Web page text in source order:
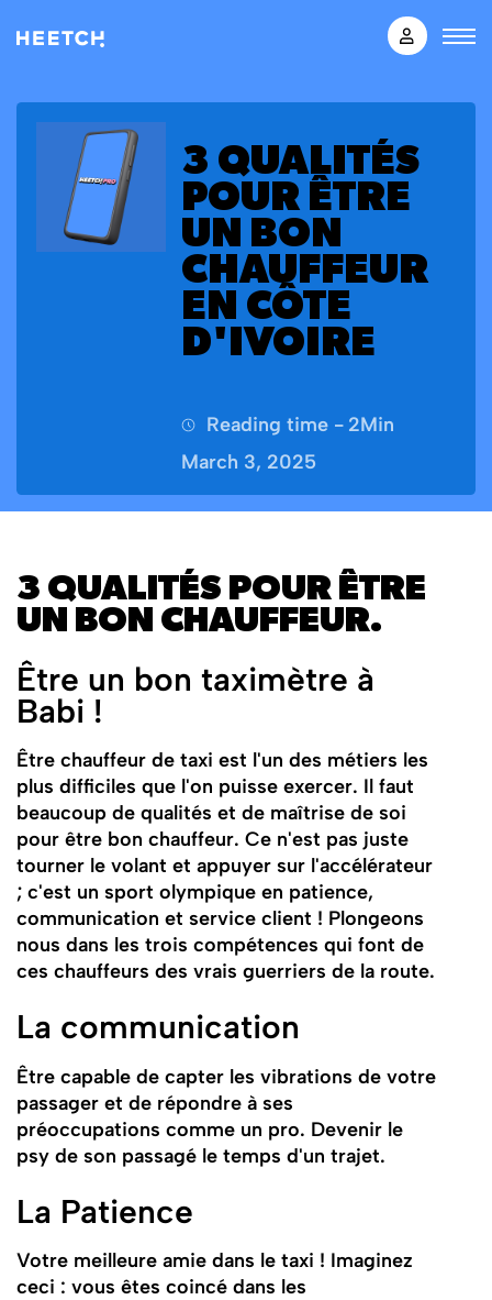
3 QUALITÉS
POUR ÊTRE
UN BON
CHAUFFEUR
EN CÔTE
D'IVOIRE
Reading time - 2Min
March 3, 2025
3 QUALITÉS POUR ÊTRE
UN BON CHAUFFEUR.
Être un bon taximètre à
Babi !
Être chauffeur de taxi est l'un des métiers les
plus difficiles que l'on puisse exercer. Il faut
beaucoup de qualités et de maîtrise de soi
pour être bon chauffeur. Ce n'est pas juste
tourner le volant et appuyer sur l'accélérateur
; c'est un sport olympique en patience,
communication et service client ! Plongeons
nous dans les trois compétences qui font de
ces chauffeurs des vrais guerriers de la route.
La communication
Être capable de capter les vibrations de votre
passager et de répondre à ses
préoccupations comme un pro. Devenir le
psy de son passagé le temps d'un trajet.
La Patience
Votre meilleure amie dans le taxi ! Imaginez
ceci : vous êtes coincé dans les